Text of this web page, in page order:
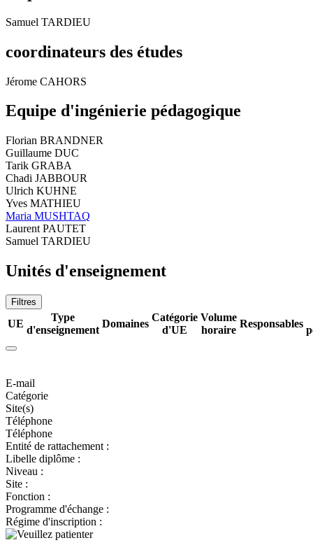
Samuel TARDIEU
coordinateurs des études
Jérome CAHORS
Equipe d'ingénierie pédagogique
Florian BRANDNER
Guillaume DUC
Tarik GRABA
Chadi JABBOUR
Ulrich KUHNE
Yves MATHIEU
Maria MUSHTAQ
Laurent PAUTET
Samuel TARDIEU
Unités d'enseignement
Filtres
UE
Type
d'enseignement
Domaines
Catégorie
d'UE
Volume
horaire
Responsables
E-mail
Catégorie
Site(s)
Téléphone
Téléphone
Entité de rattachement :
Libelle diplôme :
Niveau :
Site :
Fonction :
Programme d'échange :
Régime d'inscription :